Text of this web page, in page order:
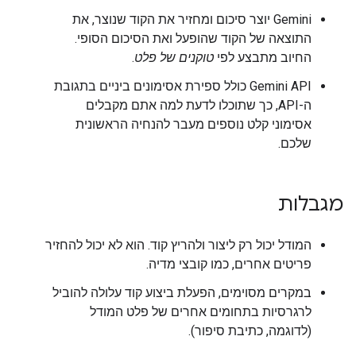
‫Gemini יוצר סיכום ומחזיר את הקוד שנוצר, את
התוצאה של הקוד שהופעל ואת הסיכום הסופי.
החיוב מתבצע לפי טוקנים של פלט.
‫Gemini API כולל ספירת אסימונים ביניים בתגובת
ה-API, כך שתוכלו לדעת למה אתם מקבלים
אסימוני קלט נוספים מעבר להנחיה הראשונית
שלכם.
מגבלות
המודל יכול רק ליצור ולהריץ קוד. הוא לא יכול להחזיר
פריטים אחרים, כמו קובצי מדיה.
במקרים מסוימים, הפעלת ביצוע קוד עלולה להוביל
לרגרסיות בתחומים אחרים של פלט המודל
(לדוגמה, כתיבת סיפור).